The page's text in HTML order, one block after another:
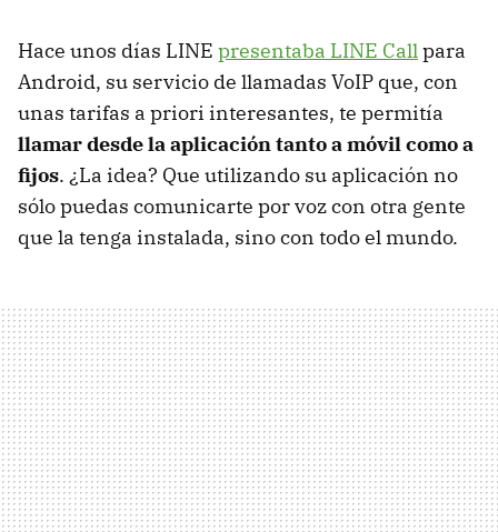
Hace unos días LINE presentaba LINE Call para
Android, su servicio de llamadas VoIP que, con
unas tarifas a priori interesantes, te permitía
llamar desde la aplicación tanto a móvil como a
fijos. ¿La idea? Que utilizando su aplicación no
sólo puedas comunicarte por voz con otra gente
que la tenga instalada, sino con todo el mundo.